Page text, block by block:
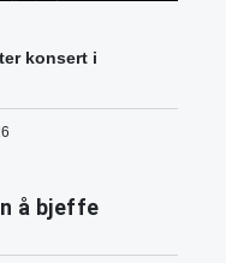
konsert i
å bjeffe